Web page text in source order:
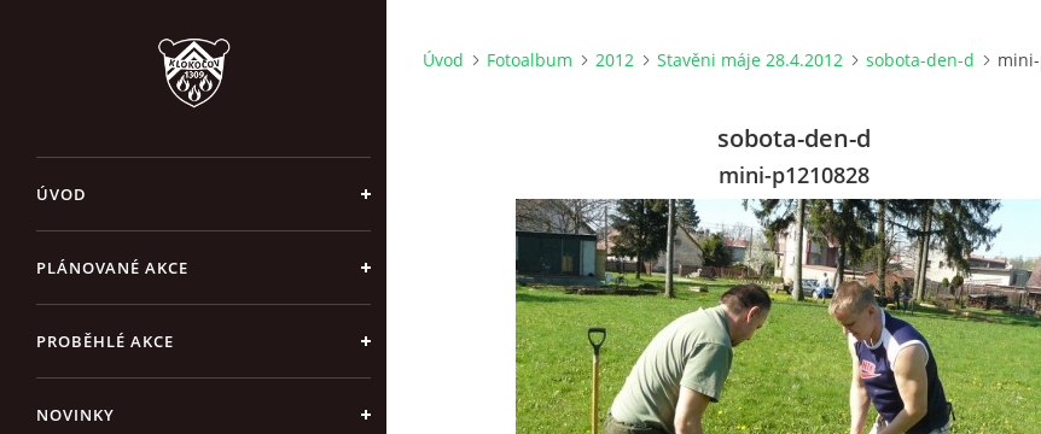
ÚVOD
PLÁNOVANÉ AKCE
PROBĚHLÉ AKCE
NOVINKY
Úvod Fotoalbum 2012 Stavěni máje 28.4.2012 sobota-den-d
sobota-den-d
mini-p1210828